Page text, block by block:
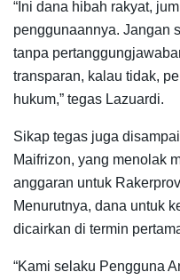
“Ini dana hibah rakyat,
penggunaannya. Jangan
tanpa
transparan, kalau tidak,
hukum,” tegas Lazuardi.
Sikap tegas juga
Maifrizon, yang menolak
anggaran untuk
Menurutnya, dana untuk
dicairkan di termin
“Kami selaku Pengguna